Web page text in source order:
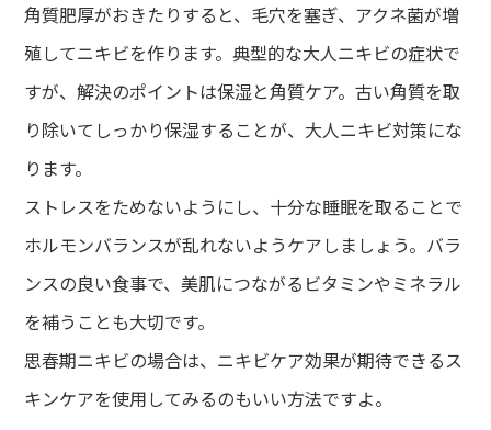
角質肥厚がおきたりすると、毛穴を塞ぎ、アクネ菌が増
殖してニキビを作ります。典型的な大人ニキビの症状で
すが、解決のポイントは保湿と角質ケア。古い角質を取
り除いてしっかり保湿することが、大人ニキビ対策にな
ります。
ストレスをためないようにし、十分な睡眠を取ることで
ホルモンバランスが乱れないようケアしましょう。バラ
ンスの良い食事で、美肌につながるビタミンやミネラル
を補うことも大切です。
思春期ニキビの場合は、ニキビケア効果が期待できるス
キンケアを使用してみるのもいい方法ですよ。